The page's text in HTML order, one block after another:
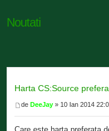
Noutati
Harta CS:Source
deDeeJay » 10 Ian 2014